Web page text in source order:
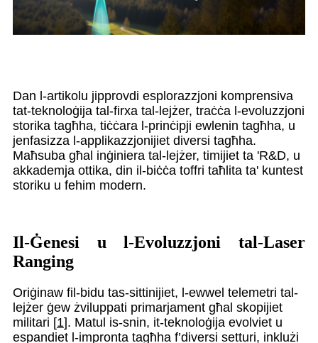
Dan l-artikolu jipprovdi esplorazzjoni komprensiva
tat-teknoloġija tal-firxa tal-lejżer, traċċa l-evoluzzjoni
storika tagħha, tiċċara l-prinċipji ewlenin tagħha, u
jenfasizza l-applikazzjonijiet diversi tagħha.
Maħsuba għal inġiniera tal-lejżer, timijiet ta 'R&D, u
akkademja ottika, din il-biċċa toffri taħlita ta' kuntest
storiku u fehim modern.
Il-Ġenesi u l-Evoluzzjoni tal-Laser
Ranging
Oriġinaw fil-bidu tas-sittinijiet, l-ewwel telemetri tal-
lejżer ġew żviluppati primarjament għal skopijiet
militari [1]. Matul is-snin, it-teknoloġija evolviet u
espandiet l-impronta tagħha f’diversi setturi, inklużi